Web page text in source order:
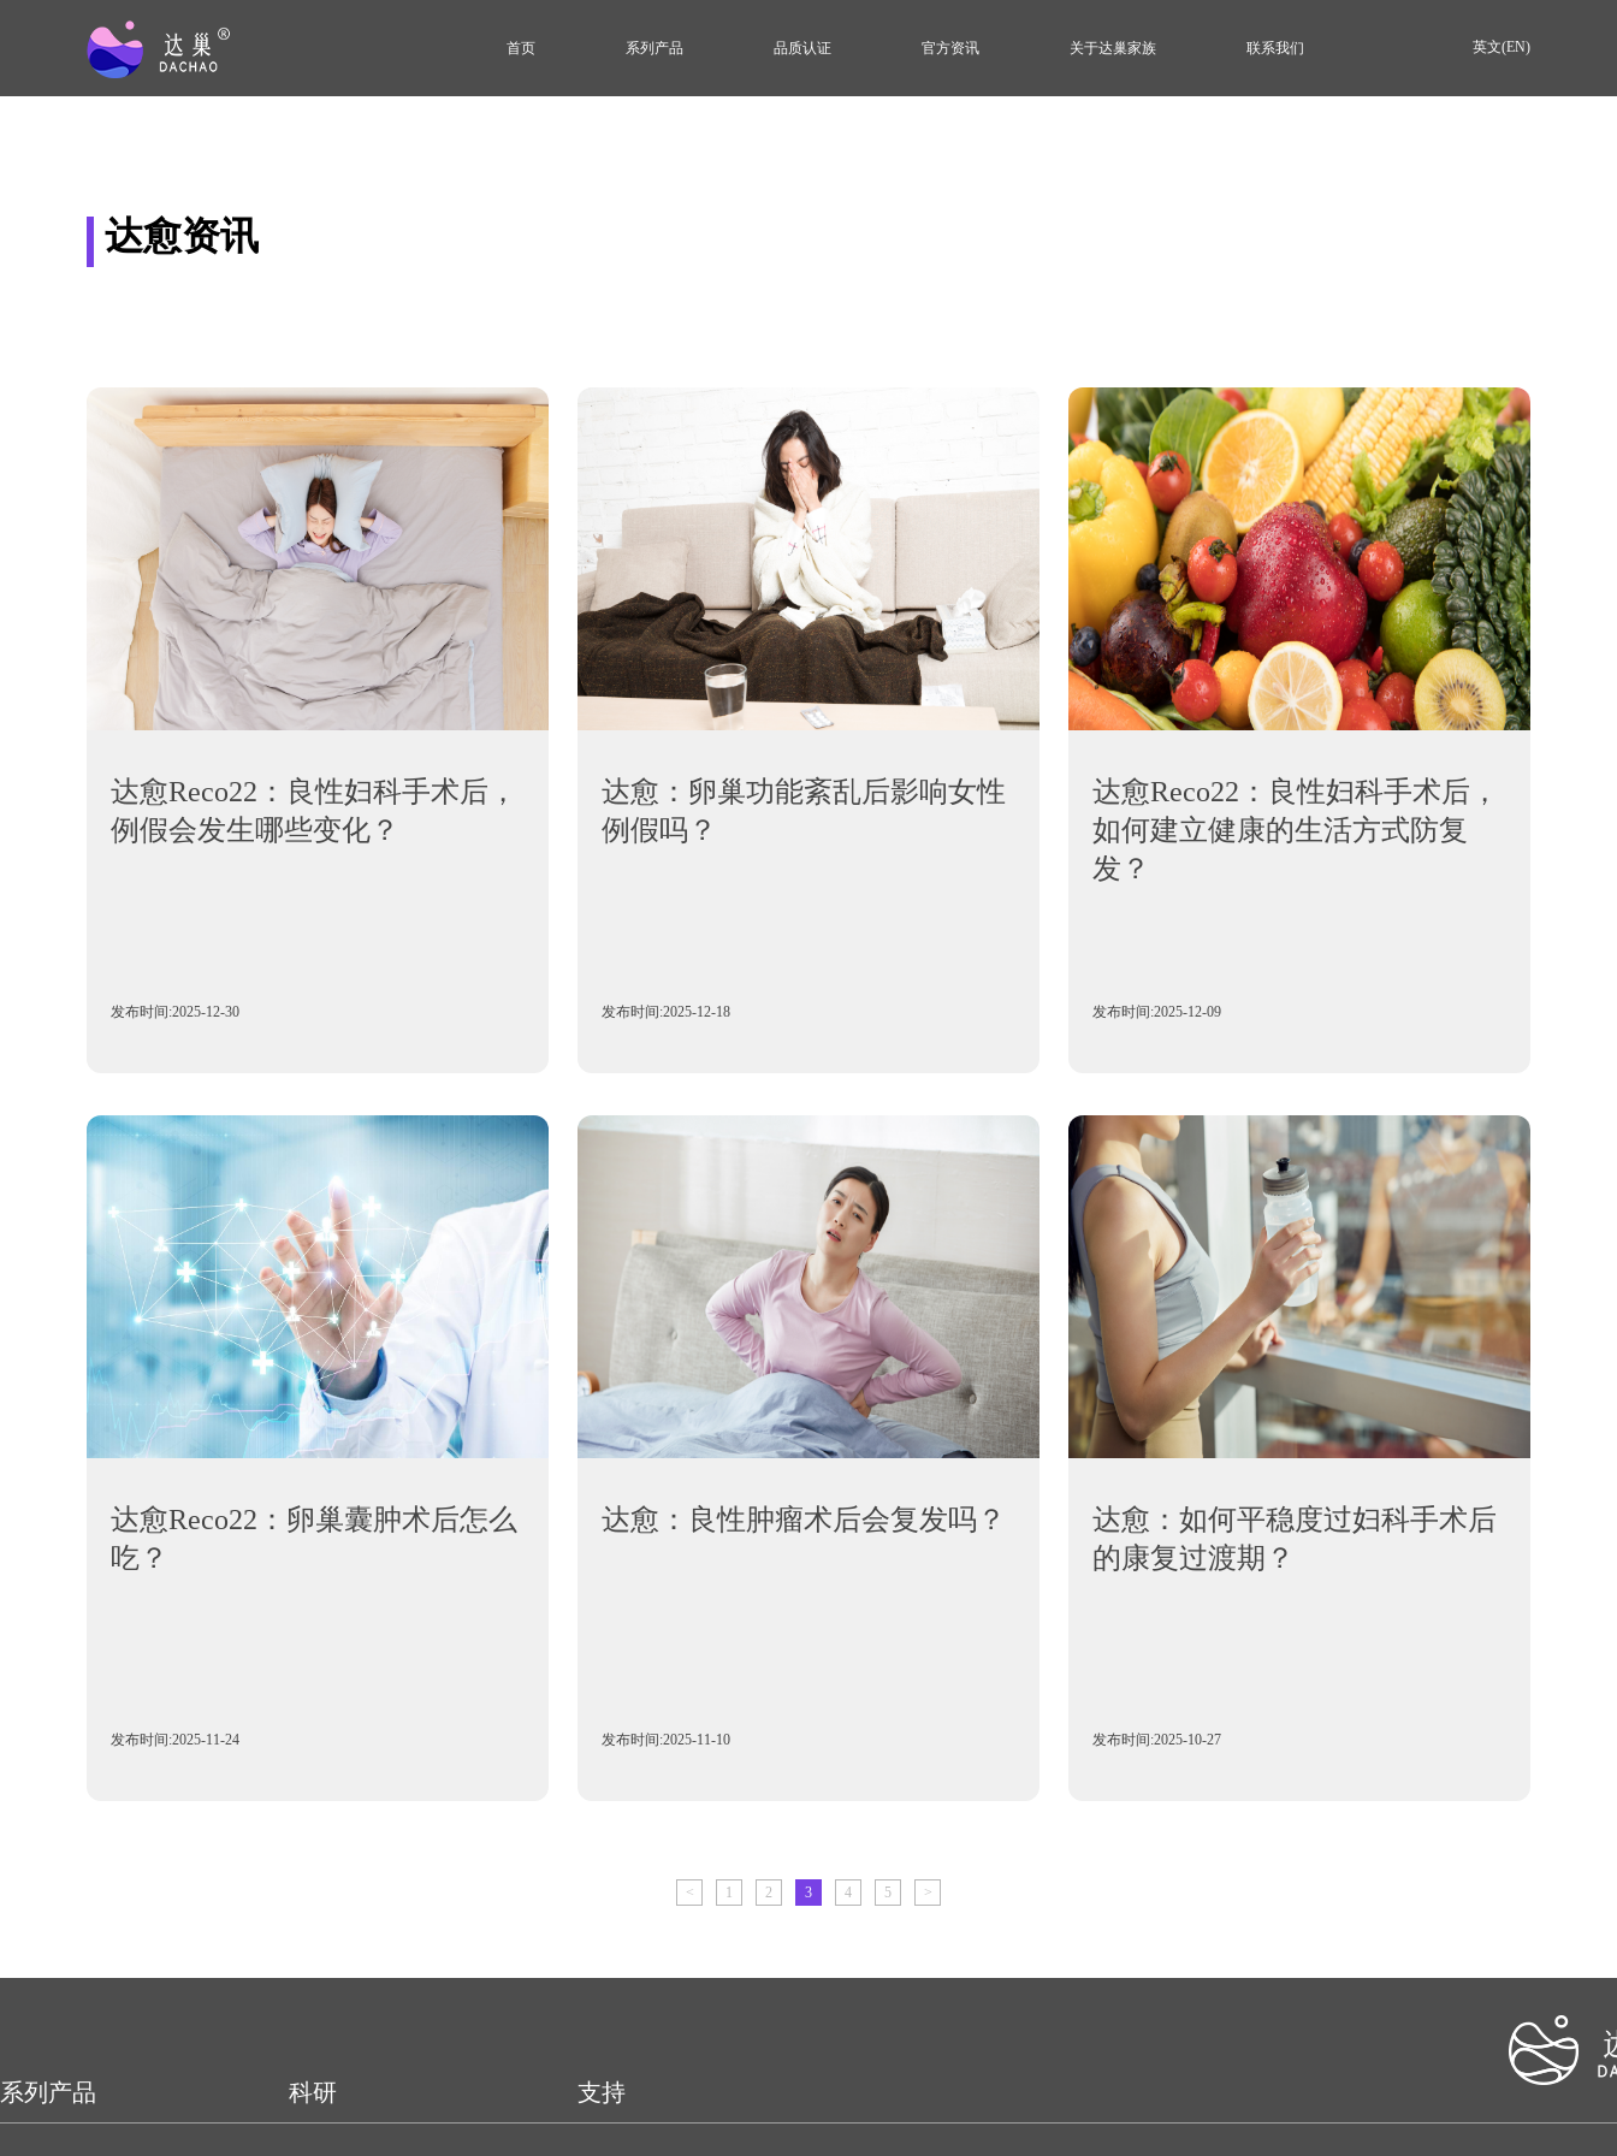
英文(EN)
首页 系列产品 品质认证 官方资讯 关于达巢家族 联系我们
达愈资讯
达愈Reco22：良性妇科手术后，
例假会发生哪些变化？
发布时间:2025-12-30
达愈：卵巢功能紊乱后影响女性
例假吗？
发布时间:2025-12-18
达愈Reco22：良性妇科手术后，
如何建立健康的生活方式防复
发？
发布时间:2025-12-09
达愈Reco22：卵巢囊肿术后怎么
吃？
发布时间:2025-11-24
达愈：良性肿瘤术后会复发吗？
发布时间:2025-11-10
达愈：如何平稳度过妇科手术后
的康复过渡期？
发布时间:2025-10-27
< 1 2 3 4 5 >
系列产品 科研 支持